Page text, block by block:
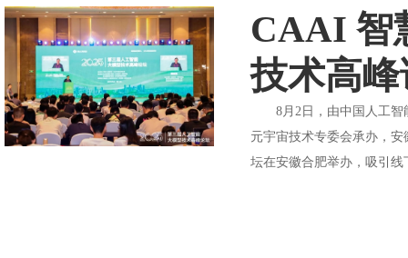
CAAI 智
技术高
8月2日，由中国人工智
元宇宙技术专委会承办，
坛在安徽合肥举办，吸引